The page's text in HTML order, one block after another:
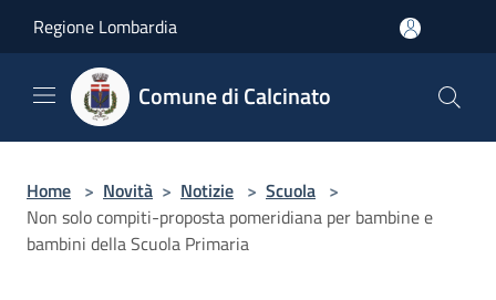
Regione Lombardia
Comune di Calcinato
Home > Novità > Notizie > Scuola >
Non solo compiti-proposta pomeridiana per bambine e
bambini della Scuola Primaria